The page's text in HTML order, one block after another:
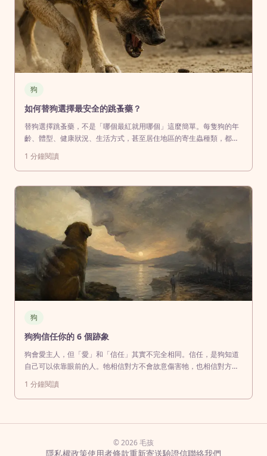
狗
如何替狗選擇最安全的跳蚤藥？
替狗選擇跳蚤藥，不是「哪個最紅就用哪個」這麼簡單。每隻狗的年
齡、體型、健康狀況、生活方式，甚至居住地區的寄生蟲種類，都會
不一定適合。尤其有癲癇病史、皮膚敏感或家裡有貓、小孩的情況，
更需要特別注意。目前常見的狗狗跳蚤預防，大致分成三種：口服
藥、項圈，以及滴劑型外
1 分鐘閱讀
狗
狗狗信任你的 6 個跡象
狗會愛主人，但「愛」和「信任」其實不完全相同。信任，是狗知道
自己可以依靠眼前的人。牠相信對方不會故意傷害牠，也相信對方能
建立的，而是透過每天的互動慢慢累積。以下是六個常見的跡象，代
表狗狗已經真正信任你。1. 日常照護不會變成戰爭刷牙、剪指甲、清
1 分鐘閱讀
© 2026 毛孩
隱私權政策使用者條款重新寄送驗證信聯絡我們